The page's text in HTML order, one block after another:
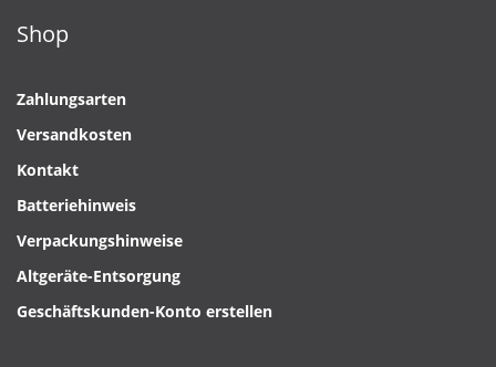
Shop
Zahlungsarten
Versandkosten
Kontakt
Batteriehinweis
Verpackungshinweise
Altgeräte-Entsorgung
Geschäftskunden-Konto erstellen